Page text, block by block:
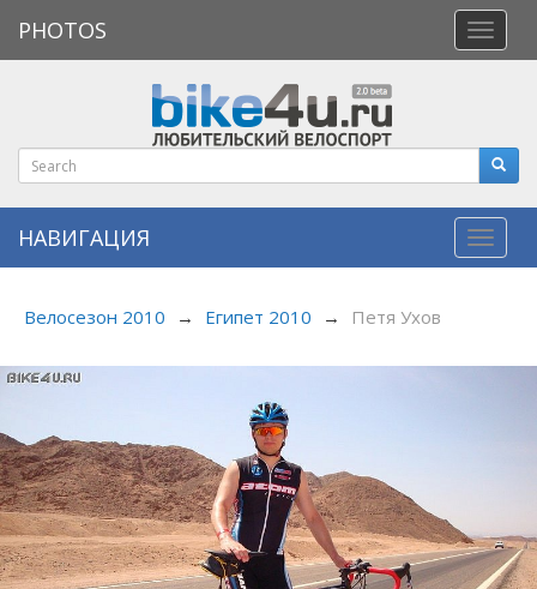
меню
PHOTOS
НАВИГАЦИЯ
Велосезон 2010 → Египет 2010 → Петя Ухов